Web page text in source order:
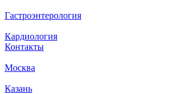
Гастроэнтерология
Кардиология
Контакты
Москва
Казань